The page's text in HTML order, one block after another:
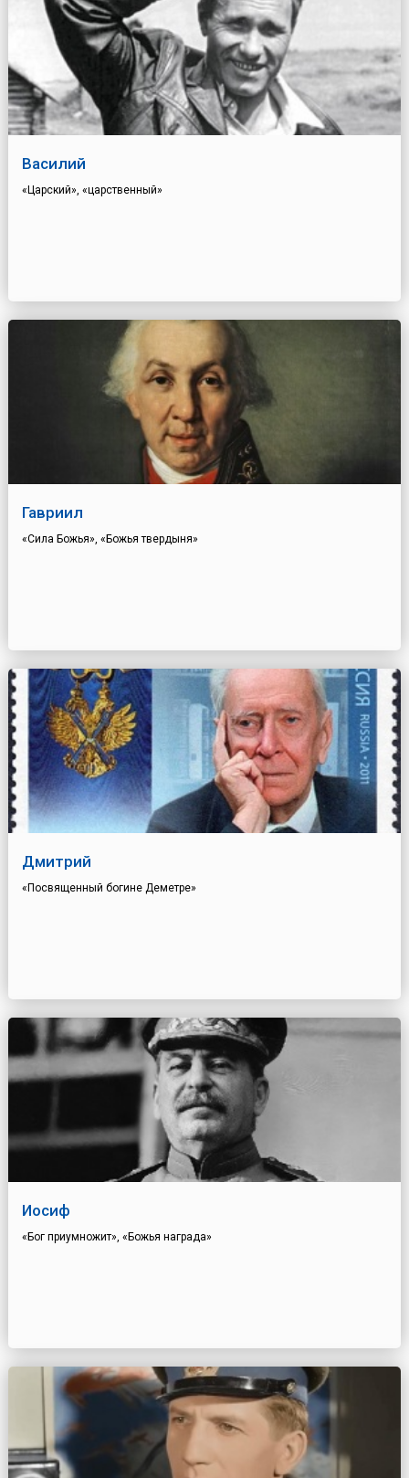
Василий
«Царский», «царственный»
Гавриил
«Сила Божья», «Божья твердыня»
Дмитрий
«Посвященный богине Деметре»
Иосиф
«Бог приумножит», «Божья награда»